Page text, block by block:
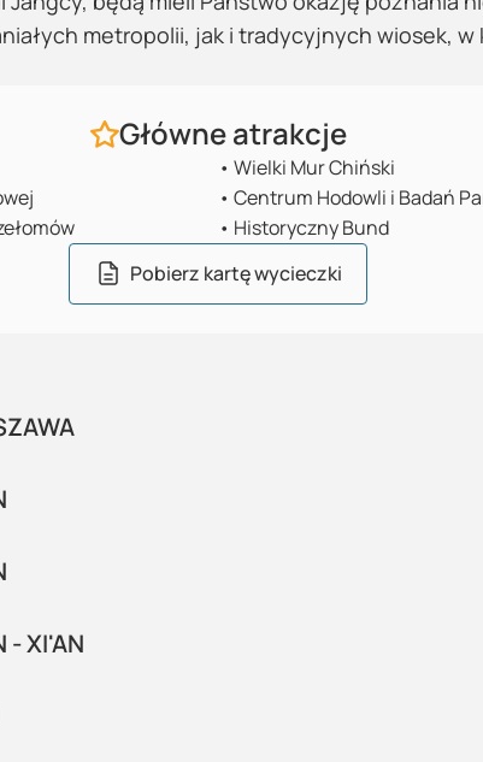
metropolii, jak i tradycyjnych wiosek, w
Główne atrakcje
• Wielki Mur Chiński
• Centrum Hodowli i Badań
• Historyczny Bund
Pobierz kartę wycieczki
- XI'AN